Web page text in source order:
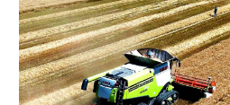
陕西 甘肃
新疆 内蒙古